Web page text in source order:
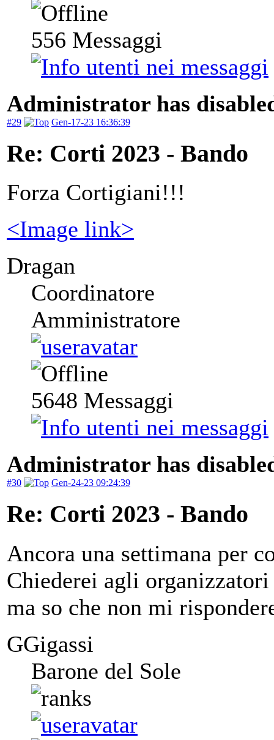
556 Messaggi
Administrator has
#29 Gen-17-23 16:36:39
Re: Corti 2023 - Bando
Forza Cortigiani!!!
<Image link>
Dragan
Coordinatore
Amministratore
5648 Messaggi
Administrator has
#30 Gen-24-23 09:24:39
Re: Corti 2023 - Bando
Ancora una settimana per
Chiederei agli
ma so che non mi
GGigassi
Barone del Sole